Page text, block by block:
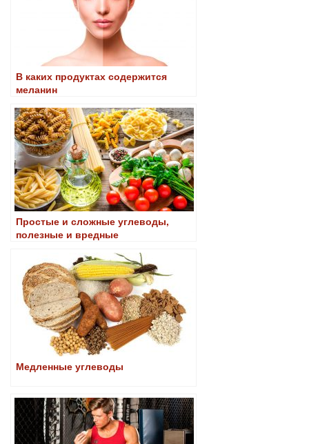
В каких продуктах содержится
меланин
Простые и сложные углеводы,
полезные и вредные
Медленные углеводы